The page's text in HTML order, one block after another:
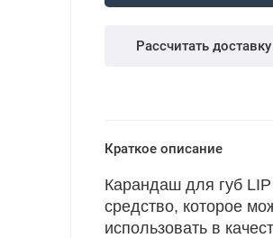
Рассчитать доставку
Краткое описание
Карандаш для губ
средство, которое
использовать в